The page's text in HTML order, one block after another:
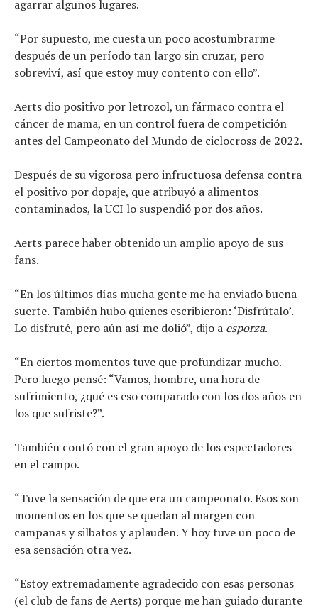
agarrar algunos lugares.
“Por supuesto, me cuesta un poco acostumbrarme
después de un período tan largo sin cruzar, pero
sobreviví, así que estoy muy contento con ello”.
Aerts dio positivo por letrozol, un fármaco contra el
cáncer de mama, en un control fuera de competición
antes del Campeonato del Mundo de ciclocross de 2022.
Después de su vigorosa pero infructuosa defensa contra
el positivo por dopaje, que atribuyó a alimentos
contaminados, la UCI lo suspendió por dos años.
Aerts parece haber obtenido un amplio apoyo de sus
fans.
“En los últimos días mucha gente me ha enviado buena
suerte. También hubo quienes escribieron: ‘Disfrútalo’.
Lo disfruté, pero aún así me dolió”, dijo a esporza.
“En ciertos momentos tuve que profundizar mucho.
Pero luego pensé: “Vamos, hombre, una hora de
sufrimiento, ¿qué es eso comparado con los dos años en
los que sufriste?”.
También contó con el gran apoyo de los espectadores
en el campo.
“Tuve la sensación de que era un campeonato. Esos son
momentos en los que se quedan al margen con
campanas y silbatos y aplauden. Y hoy tuve un poco de
esa sensación otra vez.
“Estoy extremadamente agradecido con esas personas
(el club de fans de Aerts) porque me han guiado durante